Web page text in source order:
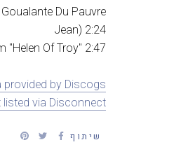
Du Pauvre
Jean) 2:24
"Helen Of Troy" 2:47
provided by Discogs
via Disconnect
שיתוף